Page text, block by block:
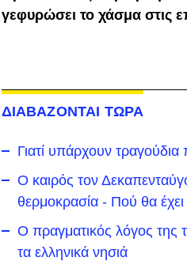
γεφυρώσει το χάσμα στις
ΔΙΑΒΑΖΟΝΤΑΙ ΤΩΡΑ
Γιατί υπάρχουν
Ο καιρός τον
θερμοκρασία - Πού θα έχει
Ο πραγματικός λόγος της
τα ελληνικά νησιά